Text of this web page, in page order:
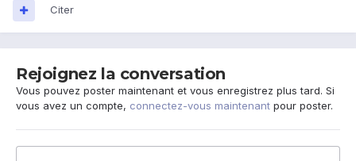
Citer
Rejoignez la conversation
Vous pouvez poster maintenant et vous enregistrez plus tard. Si
vous avez un compte, connectez-vous maintenant pour poster.